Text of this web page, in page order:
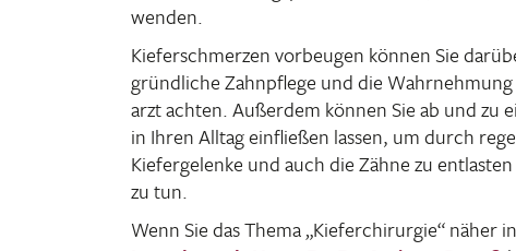
wenden.
Kiefer­schmerzen vorbeugen können Sie
gründ­liche Zahn­pflege und die
arzt achten. Außerdem können Sie ab und zu
in Ihren Alltag einfließen lassen, um durch
Kiefer­ge­lenke und auch die Zähne zu
zu tun.
Wenn Sie das Thema „Kiefer­chir­urgie“ näher